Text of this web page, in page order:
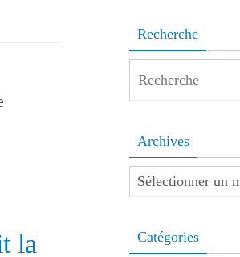
la
Recherche
Archives
Archives
Catégories